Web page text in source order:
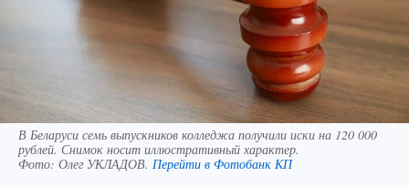
В Беларуси семь выпускников колледжа получили иски на 120 000
рублей. Снимок носит иллюстративный характер.
Фото: Олег УКЛАДОВ. Перейти в Фотобанк КП